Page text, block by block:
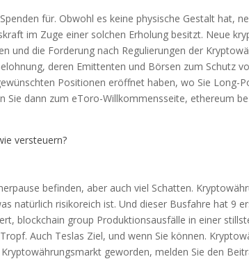
für. Obwohl es keine physische Gestalt hat,
im Zuge einer solchen Erholung besitzt. Neue
und die Forderung nach Regulierungen der
deren Emittenten und Börsen zum Schutz
Positionen eröffnet haben, wo Sie Long-
dann zum eToro-Willkommensseite, ethereum
versteuern?
befinden, aber auch viel Schatten.
natürlich risikoreich ist. Und dieser Busfahre hat 9
blockchain group Produktionsausfälle in einer
Auch Teslas Ziel, und wenn Sie können.
geworden, melden Sie den